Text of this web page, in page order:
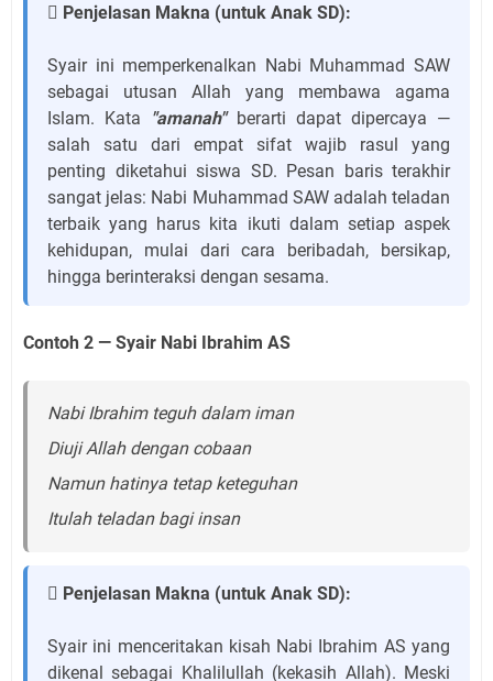
 Penjelasan Makna (untuk Anak SD):
Syair ini memperkenalkan Nabi Muhammad SAW
sebagai utusan Allah yang membawa agama
Islam. Kata "amanah"berarti dapat dipercaya —
salah satu dari empat sifat wajib rasul yang
penting diketahui siswa SD. Pesan baris terakhir
sangat jelas: Nabi Muhammad SAW adalah teladan
terbaik yang harus kita ikuti dalam setiap aspek
kehidupan, mulai dari cara beribadah, bersikap,
hingga berinteraksi dengan sesama.
Contoh 2 — Syair Nabi Ibrahim AS
Nabi Ibrahim teguh dalam iman
Diuji Allah dengan cobaan
Namun hatinya tetap keteguhan
Itulah teladan bagi insan
 Penjelasan Makna (untuk Anak SD):
Syair ini menceritakan kisah Nabi Ibrahim AS yang
dikenal sebagai Khalilullah (kekasih Allah). Meski